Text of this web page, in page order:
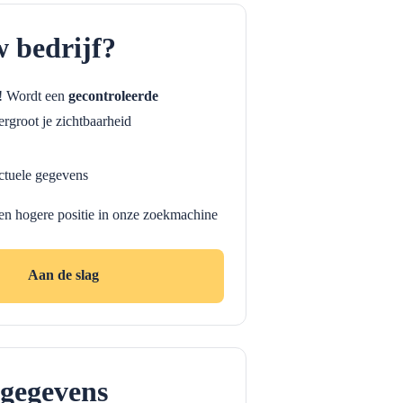
bedrijf?
een gecontroleerde
je zichtbaarheid
gegevens
hogere positie in onze zoekmachine
Aan de slag